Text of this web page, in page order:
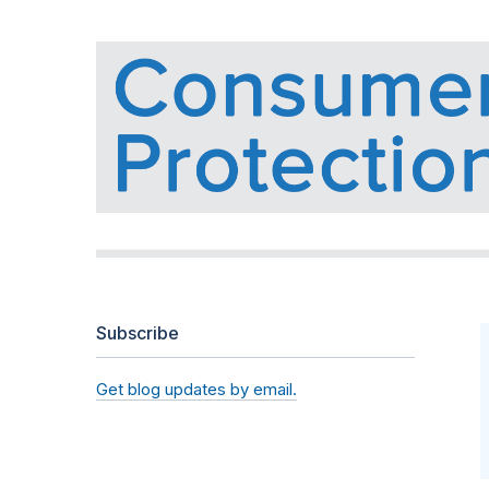
Subscribe
Get blog updates by email.